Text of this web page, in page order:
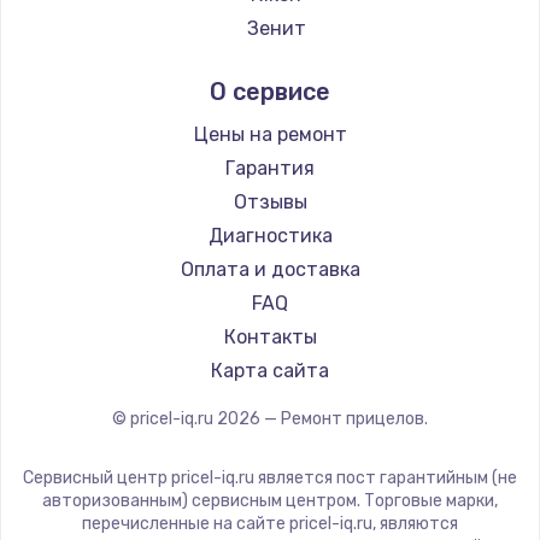
1300 руб.
Заказать
Техобслуживание
Заказать
Установка / подключение / демонтаж
1300 руб.
1400 руб.
Ремонт прицелов IWT
Ремонт прицелов NNPO
Ремонт прицелов Taigan
Ремонт прицелов Thermal Scope
Ремонт прицелов ConoTech
Ремонт прицелов Легат
Ремонт прицелов Athlon
Зенит
Artelv
Hakko
HALES
Leica
Vector Optics
Carl Zeiss
Zeiss
AGM Global Vision
Pilad
Venox
Holosun
О сервисе
Цены на ремонт
Гарантия
Отзывы
Диагностика
Оплата и доставка
FAQ
Контакты
Карта сайта
© pricel-iq.ru 2026 — Ремонт прицелов.
Сервисный центр pricel-iq.ru является пост гарантийным (не
авторизованным) сервисным центром. Торговые марки,
перечисленные на сайте pricel-iq.ru, являются